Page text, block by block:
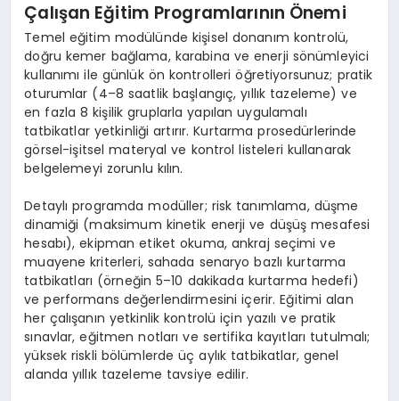
Çalışan Eğitim Programlarının Önemi
Temel eğitim modülünde kişisel donanım kontrolü,
doğru kemer bağlama, karabina ve enerji sönümleyici
kullanımı ile günlük ön kontrolleri öğretiyorsunuz; pratik
oturumlar (4–8 saatlik başlangıç, yıllık tazeleme) ve
en fazla 8 kişilik gruplarla yapılan uygulamalı
tatbikatlar yetkinliği artırır. Kurtarma prosedürlerinde
görsel-işitsel materyal ve kontrol listeleri kullanarak
belgelemeyi zorunlu kılın.
Detaylı programda modüller; risk tanımlama, düşme
dinamiği (maksimum kinetik enerji ve düşüş mesafesi
hesabı), ekipman etiket okuma, ankraj seçimi ve
muayene kriterleri, sahada senaryo bazlı kurtarma
tatbikatları (örneğin 5–10 dakikada kurtarma hedefi)
ve performans değerlendirmesini içerir. Eğitimi alan
her çalışanın yetkinlik kontrolü için yazılı ve pratik
sınavlar, eğitmen notları ve sertifika kayıtları tutulmalı;
yüksek riskli bölümlerde üç aylık tatbikatlar, genel
alanda yıllık tazeleme tavsiye edilir.